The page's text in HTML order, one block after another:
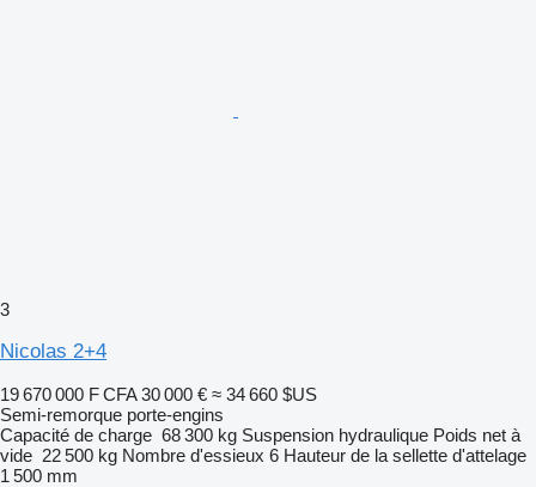
3
Nicolas 2+4
19 670 000 F CFA 30 000 € ≈ 34 660 $US
Semi-remorque porte-engins
Capacité de charge 68 300 kg Suspension hydraulique Poids net à
vide 22 500 kg Nombre d'essieux 6 Hauteur de la sellette d'attelage
1 500 mm